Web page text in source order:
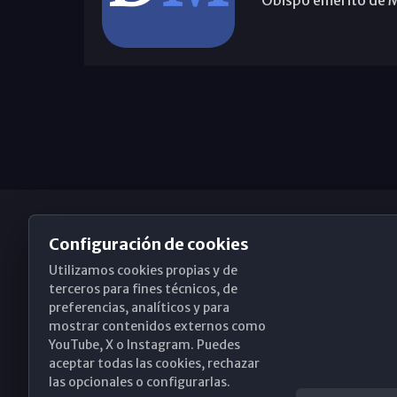
Obispado de Málaga
Santa María, 18-20. 29015 Málaga
(+34) 952 224 386
Configuración de cookies
Utilizamos cookies propias y de
terceros para fines técnicos, de
preferencias, analíticos y para
mostrar contenidos externos como
YouTube, X o Instagram. Puedes
aceptar todas las cookies, rechazar
las opcionales o configurarlas.